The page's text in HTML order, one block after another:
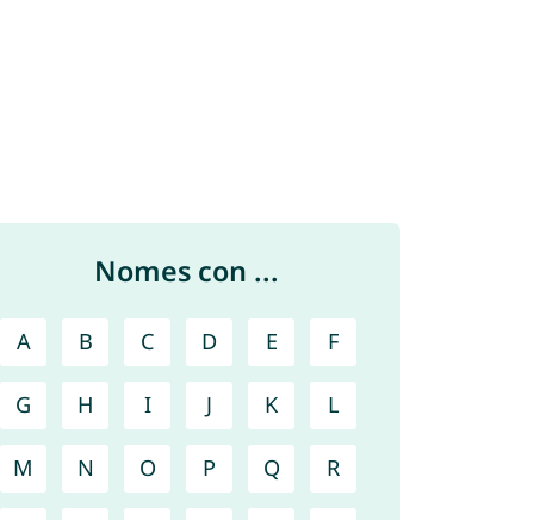
Nomes con ...
A B C D E F
G H I J K L
M N O P Q R